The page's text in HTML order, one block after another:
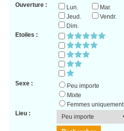
Ouverture :
Lun. Mar.
Jeud.
Vendr.
Dim.
Etoiles :
Sexe :
Peu importe
Mixte
Femmes uniquement
Lieu :